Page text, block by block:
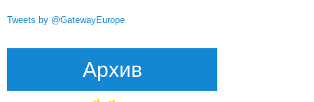
Tweets by @GatewayEurope
Архив